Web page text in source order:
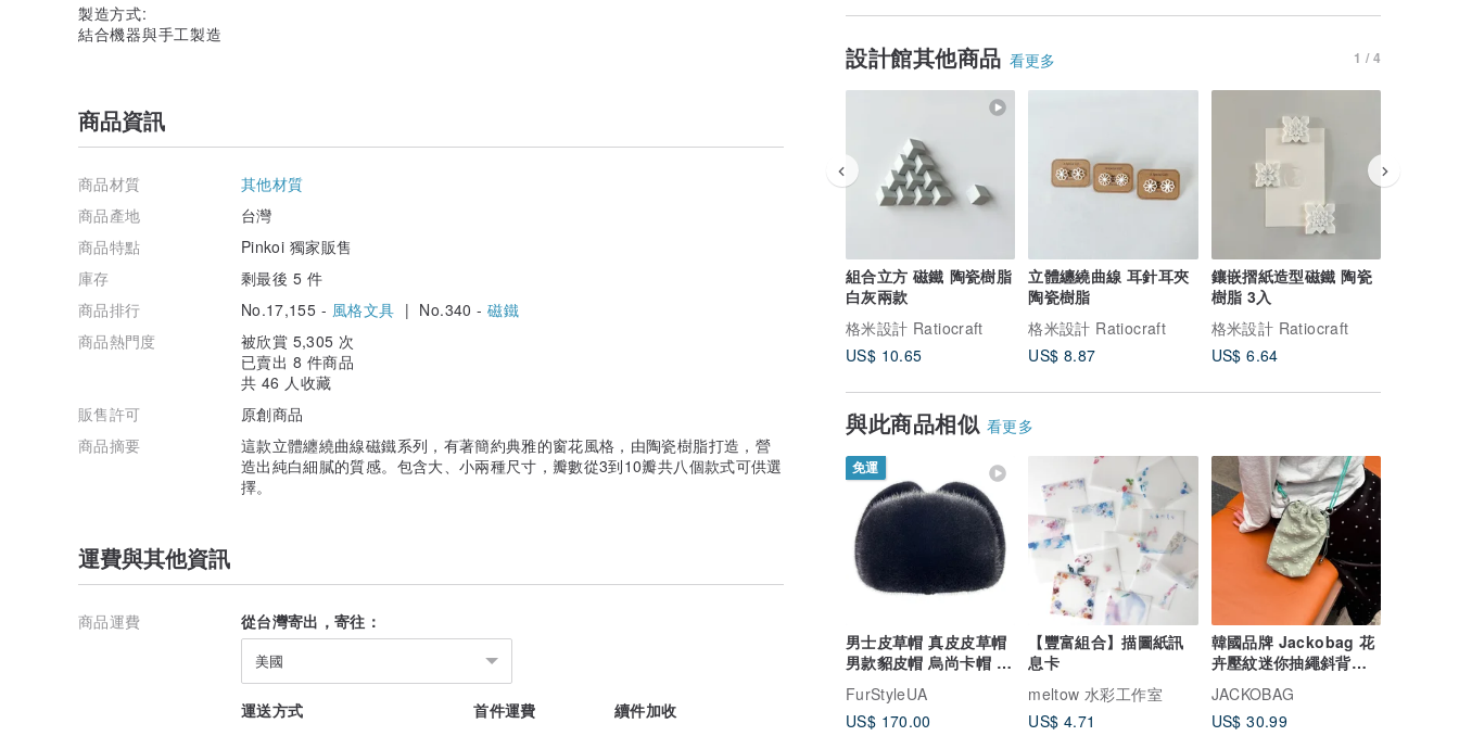
設計館其他商品 看更多 1 / 4
組合立方 磁鐵 陶瓷樹脂
白灰兩款
格米設計 Ratiocraft
US$ 10.65
立體纏繞曲線 耳針耳夾
陶瓷樹脂
格米設計 Ratiocraft
US$ 8.87
鑲嵌摺紙造型磁鐵 陶瓷
樹脂 3入
格米設計 Ratiocraft
US$ 6.64
與此商品相似 看更多
免運
男士皮草帽 真皮皮草帽
男款貂皮帽 烏尚卡帽 手
工皮草帽 獵人帽
FurStyleUA
US$ 170.00
【豐富組合】描圖紙訊
息卡
meltow 水彩工作室
US$ 4.71
韓國品牌 Jackobag 花
卉壓紋迷你抽繩斜背包 -
薄荷綠
JACKOBAG
US$ 30.99
製造方式:
結合機器與手工製造
商品資訊
商品材質
其他材質
商品產地
台灣
商品特點
Pinkoi 獨家販售
庫存
剩最後 5 件
商品排行
No.17,155 - 風格文具 | No.340 -磁鐵
商品熱門度
被欣賞 5,305 次
已賣出 8 件商品
共 46 人收藏
販售許可
原創商品
商品摘要
這款立體纏繞曲線磁鐵系列，有著簡約典雅的窗花風格，由陶瓷樹脂打造，營
造出純白細膩的質感。包含大、小兩種尺寸，瓣數從3到10瓣共八個款式可供選
擇。
運費與其他資訊
商品運費 從台灣寄出，寄往：
美國
運送方式 首件運費
續件加收